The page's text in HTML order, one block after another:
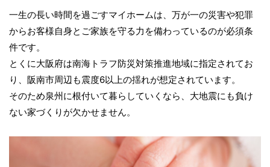
一生の長い時間を過ごすマイホームは、万が一の災害や犯罪
からお客様自身とご家族を守る力を備わっているのが必須条
件です。
とくに大阪府は南海トラフ防災対策推進地域に指定されてお
り、阪南市周辺も震度6以上の揺れが想定されています。
そのため泉州に根付いて暮らしていくなら、大地震にも負け
ない家づくりが欠かせません。